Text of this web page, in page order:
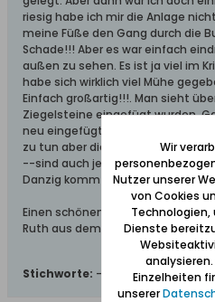
riesig habe ich mir die Anlage
meine Füße den Gang durch die
Schade!!! Aber es war einfach
außen zu sehen. Es ist ja viel im
habe sich wirklich viel Mühe
Einfach großartig!!!. Man sieht
Ziegelsteine eingefügt wurden.
neu eingefügt. Auch die Dächer
zu tun aber die Anlage sieht
--sind auch jetzt dort viele
Danzig kommt, und Zeit hat ,
Einen schönen Sonnentag
Ruth aus dem Schwabenländle
Stichworte: -
Wir
Nutzer unserer
von Cookies
Technologien,
Dienste
Einzelheiten
unserer